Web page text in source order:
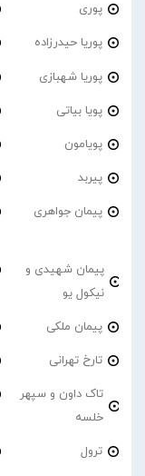
پوری
پوریا حیدرزاده
پوریا شهبازی
پویا بیاتی
پویامون
پیربد
پیمان جواهری
پیمان شهیدی و
نیکول یو
پیمان ملکی
تارخ تهرانی
تاک داون و سپهر
خلسه
ترول